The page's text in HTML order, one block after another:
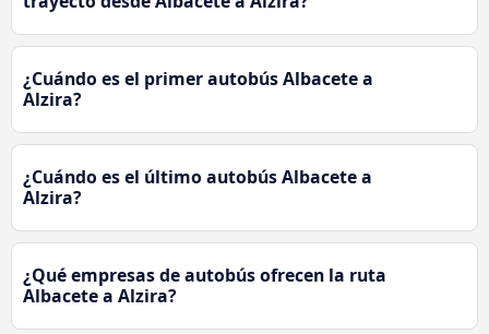
¿Cuándo es el primer autobús Albacete a
Alzira?
¿Cuándo es el último autobús Albacete a
Alzira?
¿Qué empresas de autobús ofrecen la ruta
Albacete a Alzira?